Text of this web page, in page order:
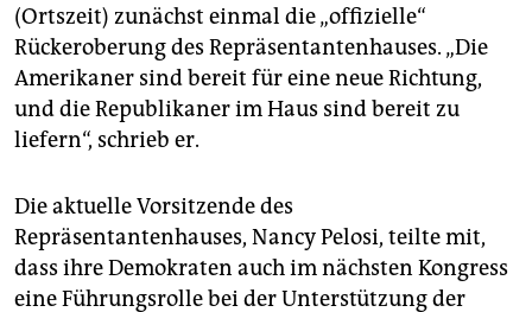
(Ortszeit) zunächst einmal die „offizielle“
Rückeroberung des Repräsentantenhauses. „Die
Amerikaner sind bereit für eine neue Richtung,
und die Republikaner im Haus sind bereit zu
liefern“, schrieb er.
Die aktuelle Vorsitzende des
Repräsentantenhauses, Nancy Pelosi, teilte mit,
dass ihre Demokraten auch im nächsten Kongress
eine Führungsrolle bei der Unterstützung der